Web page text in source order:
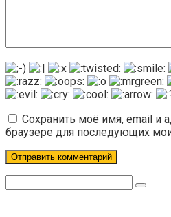
Сохранить моё имя, email и
браузере для последующих